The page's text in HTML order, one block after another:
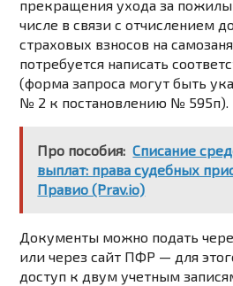
прекращения ухода за
числе в связи с отчислением
страховых взносов на
потребуется написать
(форма запроса могут быть
№ 2 к постановлению № 595п).
Про пособия: Списание
выплат: права судебных
Правио (Prav.io)
Документы можно подать
или через сайт ПФР — для
доступ к двум учетным